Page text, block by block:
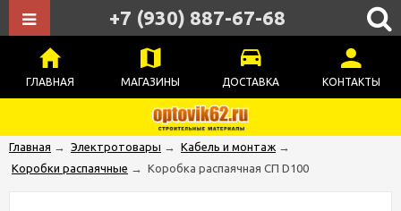
ГЛАВНАЯ МАГАЗИНЫ ДОСТАВКА КОНТАКТЫ
+7 (930) 887-67-68
Главная → Электротовары → Кабель и монтаж →
Коробки распаячные → Коробка распаячная СП D100